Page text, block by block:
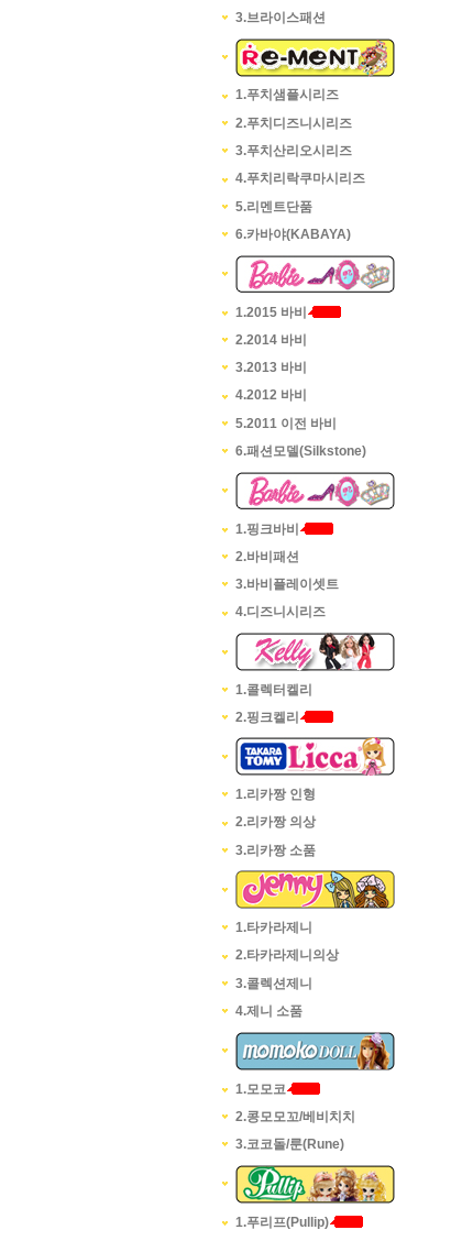
3.브라이스패션
1.푸치샘플시리즈
2.푸치디즈니시리즈
3.푸치산리오시리즈
4.푸치리락쿠마시리즈
5.리멘트단품
6.카바야(KABAYA)
1.2015 바비
2.2014 바비
3.2013 바비
4.2012 바비
5.2011 이전 바비
6.패션모델(Silkstone)
1.핑크바비
2.바비패션
3.바비플레이셋트
4.디즈니시리즈
1.콜렉터켈리
2.핑크켈리
1.리카짱 인형
2.리카짱 의상
3.리카짱 소품
1.타카라제니
2.타카라제니의상
3.콜렉션제니
4.제니 소품
1.모모코
2.콩모모꼬/베비치치
3.코코돌/룬(Rune)
1.푸리프(Pullip)